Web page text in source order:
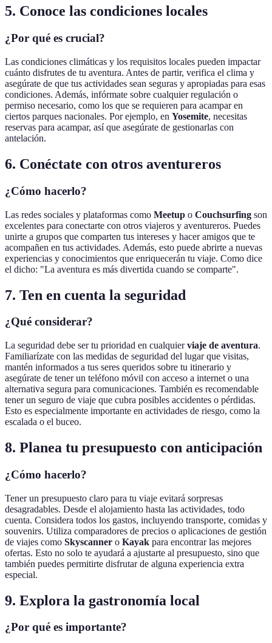
5. Conoce las condiciones locales
¿Por qué es crucial?
Las condiciones climáticas y los requisitos locales pueden impactar
cuánto disfrutes de tu aventura. Antes de partir, verifica el clima y
asegúrate de que tus actividades sean seguras y apropiadas para esas
condiciones. Además, infórmate sobre cualquier regulación o
permiso necesario, como los que se requieren para acampar en
ciertos parques nacionales. Por ejemplo, en Yosemite, necesitas
reservas para acampar, así que asegúrate de gestionarlas con
antelación.
6. Conéctate con otros aventureros
¿Cómo hacerlo?
Las redes sociales y plataformas como Meetup o Couchsurfing son
excelentes para conectarte con otros viajeros y aventureros. Puedes
unirte a grupos que comparten tus intereses y hacer amigos que te
acompañen en tus actividades. Además, esto puede abrirte a nuevas
experiencias y conocimientos que enriquecerán tu viaje. Como dice
el dicho: "La aventura es más divertida cuando se comparte".
7. Ten en cuenta la seguridad
¿Qué considerar?
La seguridad debe ser tu prioridad en cualquierviaje de aventura.
Familiarízate con las medidas de seguridad del lugar que visitas,
mantén informados a tus seres queridos sobre tu itinerario y
asegúrate de tener un teléfono móvil con acceso a internet o una
alternativa segura para comunicaciones. También es recomendable
tener un seguro de viaje que cubra posibles accidentes o pérdidas.
Esto es especialmente importante en actividades de riesgo, como la
escalada o el buceo.
8. Planea tu presupuesto con anticipación
¿Cómo hacerlo?
Tener un presupuesto claro para tu viaje evitará sorpresas
desagradables. Desde el alojamiento hasta las actividades, todo
cuenta. Considera todos los gastos, incluyendo transporte, comidas y
souvenirs. Utiliza comparadores de precios o aplicaciones de gestión
de viajes como Skyscanner o Kayak para encontrar las mejores
ofertas. Esto no solo te ayudará a ajustarte al presupuesto, sino que
también puedes permitirte disfrutar de alguna experiencia extra
especial.
9. Explora la gastronomía local
¿Por qué es importante?